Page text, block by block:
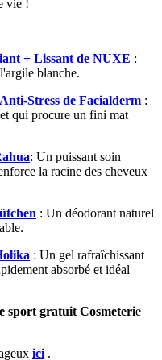
vie !
+ Lissant de NUXE :
blanche.
Stress de Facialderm :
qui procure un fini mat
: Un puissant soin
la racine des cheveux
: Un déodorant naturel
: Un gel rafraîchissant
absorbé et idéal
sport gratuit Cosmeterie
ici.